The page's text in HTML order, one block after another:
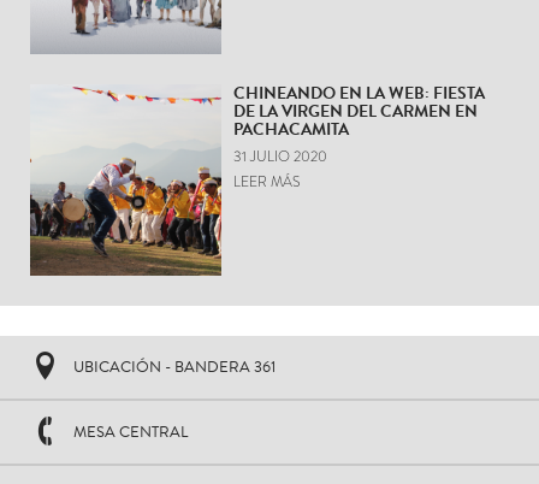
CHINEANDO EN LA WEB: FIESTA
DE LA VIRGEN DEL CARMEN EN
PACHACAMITA
31 JULIO 2020
LEER MÁS
UBICACIÓN - BANDERA 361
MESA CENTRAL